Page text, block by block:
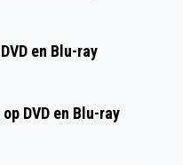
en Blu-ray
DVD en Blu-ray